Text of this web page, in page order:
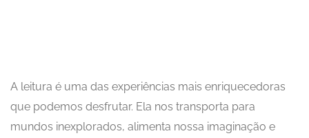
A leitura é uma das experiências mais enriquecedoras
que podemos desfrutar. Ela nos transporta para
mundos inexplorados, alimenta nossa imaginação e